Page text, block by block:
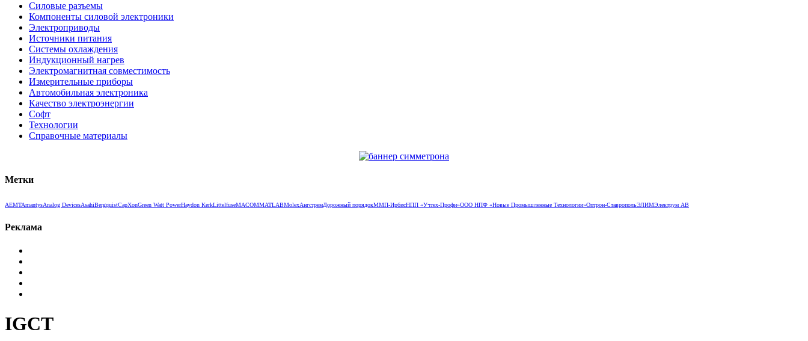
Силовые разъемы
Компоненты силовой электроники
Электроприводы
Источники питания
Системы охлаждения
Индукционный нагрев
Электромагнитная совместимость
Измерительные приборы
Автомобильная электроника
Качество электроэнергии
Софт
Технологии
Справочные материалы
Метки
AEMTAmantysAnalog DevicesAsahiBergquistCapXonGreen Watt PowerHaydon KerkLittelfuseMACOMMATLABMolexАнгстремДорожный порядокММП-ИрбисНПП «Учтех-Профи»ООО НПФ «Новые Промышленные Технологии»Оптрон-СтавропольЭЛИМЭлектрум АВ
Реклама
IGCT